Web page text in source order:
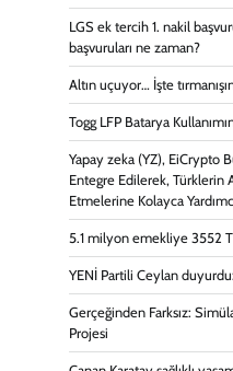
LGS ek tercih 1. nakil
başvuruları ne zaman?
Altın uçuyor… İşte
Togg LFP Batarya
Yapay zeka (YZ), EiCrypto
Entegre Edilerek, Türklerin
Etmelerine Kolayca
5.1 milyon emekliye 3552
YENİ Partili Ceylan
Gerçeğinden Farksız:
Projesi